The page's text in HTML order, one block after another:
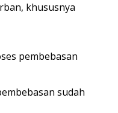
khususnya
pembebasan
sudah